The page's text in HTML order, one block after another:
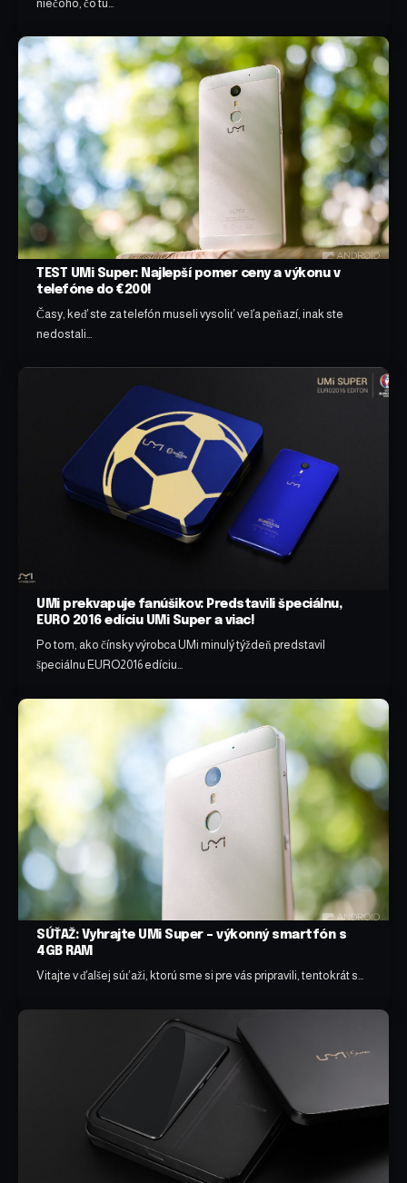
niečoho, čo tu…
TEST UMi Super: Najlepší pomer ceny a výkonu v
telefóne do €200!
Časy, keď ste za telefón museli vysoliť veľa peňazí, inak ste
nedostali…
UMi prekvapuje fanúšikov: Predstavili špeciálnu,
EURO 2016 edíciu UMi Super a viac!
Po tom, ako čínsky výrobca UMi minulý týždeň predstavil
špeciálnu EURO2016 edíciu…
SÚŤAŽ: Vyhrajte UMi Super – výkonný smartfón s
4GB RAM
Vitajte v ďalšej súťaži, ktorú sme si pre vás pripravili, tentokrát s…